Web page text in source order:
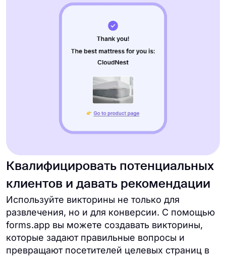
Квалифицировать потенциальных
клиентов и давать рекомендации
Используйте викторины не только для
развлечения, но и для конверсии. С помощью
forms.app вы можете создавать викторины,
которые задают правильные вопросы и
превращают посетителей целевых страниц в